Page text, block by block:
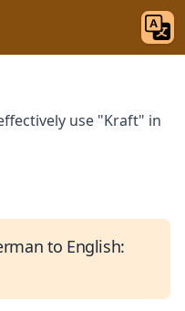
use "Kraft" in
to English: